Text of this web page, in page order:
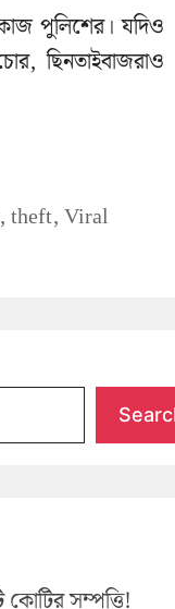
পুলিশের। যদিও
ছিনতাইবাজরাও
,theft,Viral
কোটির সম্পত্তি!